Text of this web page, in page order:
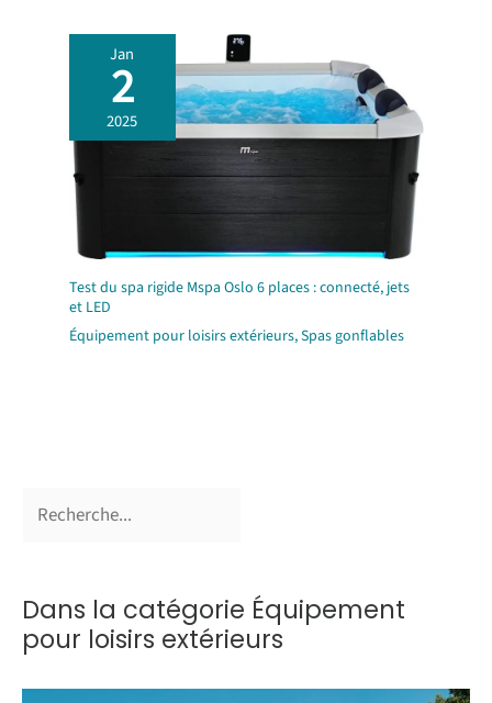
Jan
2
2025
Test du spa rigide Mspa Oslo 6 places : connecté, jets
et LED
Équipement pour loisirs extérieurs,Spas gonflables
Dans la catégorie Équipement
pour loisirs extérieurs